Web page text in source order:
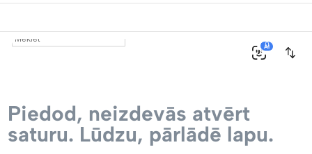
0
AI
Piedod, neizdevās atvērt
saturu. Lūdzu, pārlādē lapu.